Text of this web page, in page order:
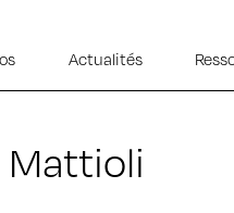
Actualités